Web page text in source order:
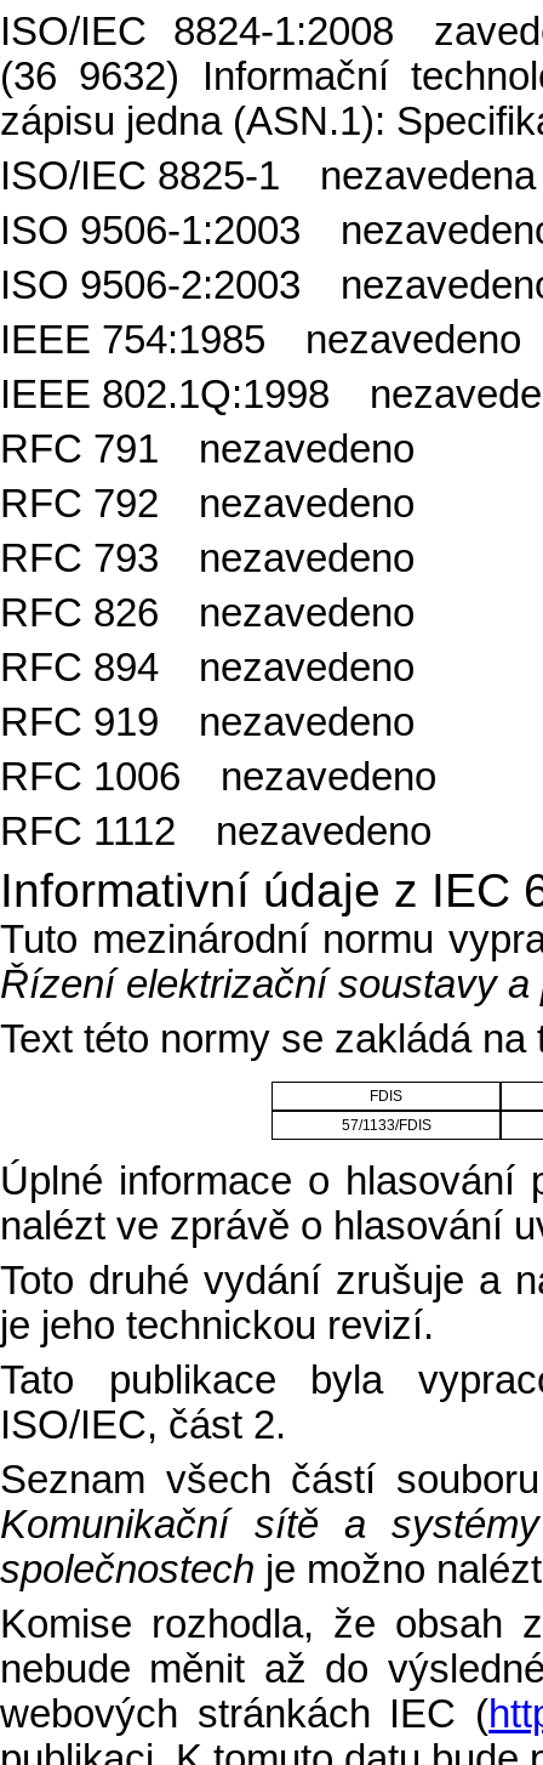
ISO/IEC 8824-1:2008
(36 9632) Informační
zápisu jedna (ASN.1):
ISO/IEC 8825-1
nezavedena
ISO 9506-1:2003
ISO 9506-2:2003
IEEE 754:1985 nezavedeno
IEEE 802.1Q:1998
RFC 791 nezavedeno
RFC 792 nezavedeno
RFC 793 nezavedeno
RFC 826 nezavedeno
RFC 894 nezavedeno
RFC 919 nezavedeno
RFC 1006 nezavedeno
RFC 1112 nezavedeno
Informativní údaje z IEC
Tuto mezinárodní normu
Řízení elektrizační soustavy
Text této normy se zakládá
FDIS
57/1133/FDIS
Úplné informace o hlasování
nalézt ve zprávě o hlasování
Toto druhé vydání zrušuje a
je jeho technickou revizí.
Tato publikace byla
ISO/IEC, část 2.
Seznam všech částí
Komunikační sítě a
společnostech je možno
Komise rozhodla, že obsah
nebude měnit až do
webových stránkách IEC (